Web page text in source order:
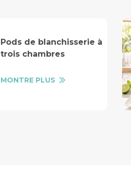
Pods de blanchisserie à
trois chambres
MONTRE PLUS